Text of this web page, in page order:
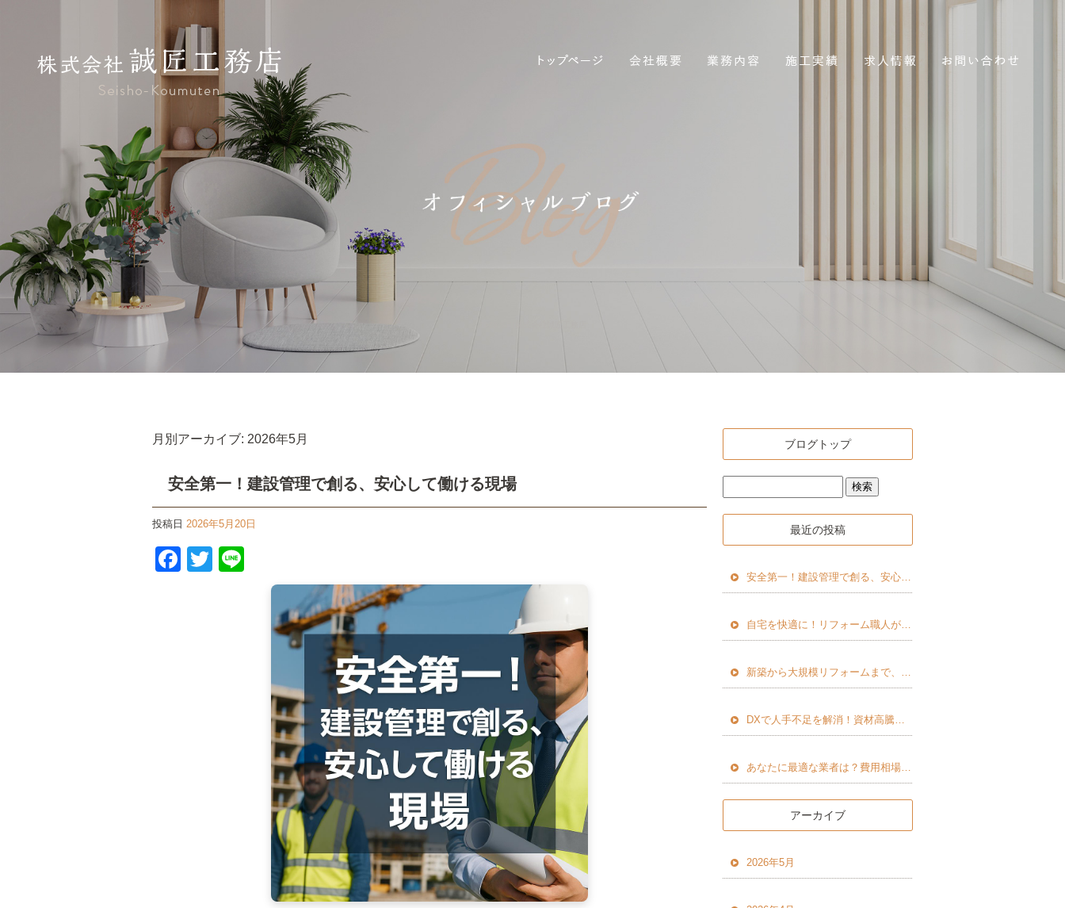
月別アーカイブ: 2026年5月
安全第一！建設管理で創る、安心して働ける現場
投稿日 2026年5月20日
F
T
ブログトップ
最近の投稿
安全第一！建設管理で創る、安心して働ける現場
自宅を快適に！リフォーム職人が教える秘訣
新築から大規模リフォームまで、地域密着でサポート
DXで人手不足を解消！資材高騰にも負けない経営術。
あなたに最適な業者は？費用相場とメリットデメリット診断
アーカイブ
2026年5月